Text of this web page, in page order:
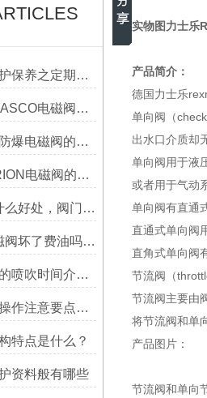
ASCO电磁阀电维护保养之定期检修延长？
教你怎么对不锈钢ASCO电磁阀选型
你是否了解ASCO防爆电磁阀的工作原理
详细介绍德国HERION电磁阀的选购和维护？
FESTO电磁阀有什么好处，阀门的耐用性能如何？
费斯托FESTO电磁阀坏了费油吗？碳罐电磁阀油耗受哪些因素影响？
美国ASCO脉冲阀的喷吹时间介绍资料有哪些？
美国ASCO电磁阀操作注意要点的资料有哪些？
特点是什么？
资料般有哪些
实物图力士乐
产品简介：
德国力士乐
单向阀（
出水口介质却
单向阀用于液
或者用于气动
单向阀有直通
直通式单向阀
直角式单向阀
节流阀（
节流阀主要由
将节流阀和单
产品图片：
节流阀和单向